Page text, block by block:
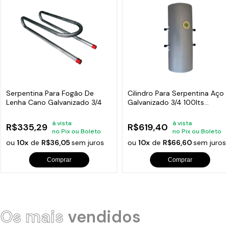
Serpentina Para Fogão De
Lenha Cano Galvanizado 3/4
R$335,29
à vista
no Pix ou Boleto
ou10x de R$36,05sem juros
Comprar
Cilindro Para Serpentina Aço
Galvanizado 3/4 100lts
R$619,40
à vista
no Pix ou Boleto
ou10x de R$66,60sem juros
Comprar
Os mais vendidos